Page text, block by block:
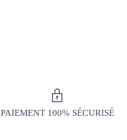
PAIEMENT 100% SÉCURISÉ